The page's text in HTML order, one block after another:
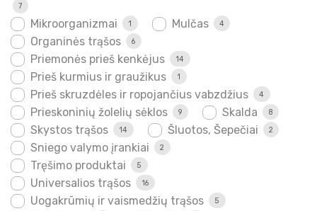
7
Mikroorganizmai 1 Mulčas 4
Organinės trąšos 6
Priemonės prieš kenkėjus 14
Prieš kurmius ir graužikus 1
Prieš skruzdėles ir ropojančius vabzdžius 4
Prieskoninių žolelių sėklos 9 Skalda 8
Skystos trąšos 14 Šluotos, Šepečiai 2
Sniego valymo įrankiai 2
Tręšimo produktai 5
Universalios trąšos 16
Uogakrūmių ir vaismedžių trąšos 5